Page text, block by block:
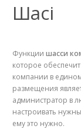
Шасі
Функции шасси
которое
компании в
размещения
администратор в
настроивать
ему это нужно.